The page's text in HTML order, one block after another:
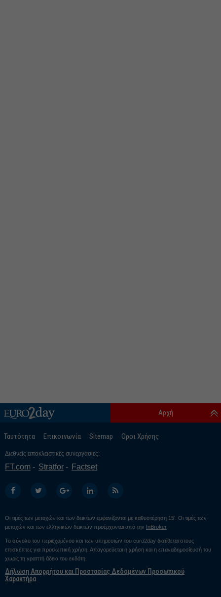
Ταυτότητα Επικοινωνία Sitemap Οροι Χρήσης
Αρχή
Διεθνείς αποκλειστικές συνεργασίες:
FT.com Stratfor Factset
Οι τιμές των μετοχών και των δεικτών εμφανίζονται με καθυστέρηση 15’. Οι τιμές των
μετοχών και των ελληνικών δεικτών προέρχονται από την InBroker
Το σύνολο του περιεχομένου και των υπηρεσιών του euro2day διατίθεται στους
επισκέπτες για προσωπική χρήση. Απαγορεύεται η χρήση και η επαναδημοσίευσή του
χωρίς τη γραπτή άδεια του εκδότη.
Δήλωση Απορρήτου και Προστασίας Δεδομένων Προσωπικού
Χαρακτήρα